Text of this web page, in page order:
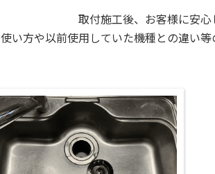
取付施工後、お客様に安
使い方や以前使用していた機種との違い等